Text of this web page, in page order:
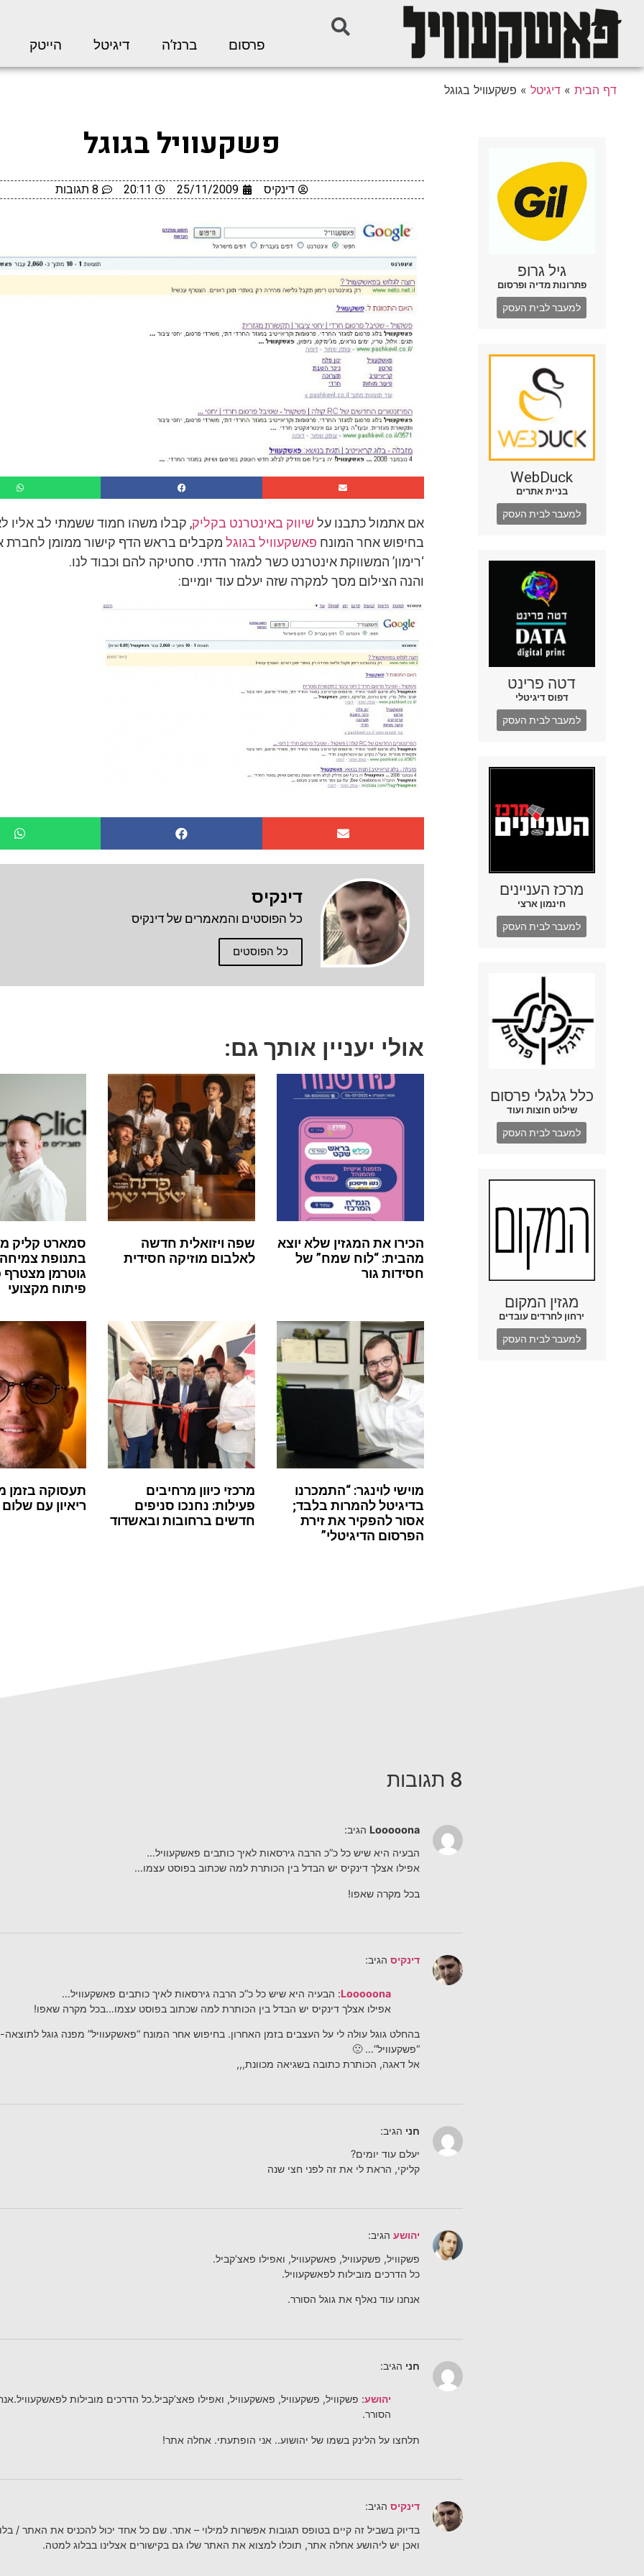
פרסום ברנז’ה דיגיטל הייטק
דף הבית »דיגיטל » פשקעוויל בגוגל
גיל גרופ
פתרונות מדיה ופרסום
למעבר לבית העסק
WebDuck
בניית אתרים
למעבר לבית העסק
דטה פרינט
דפוס דיגיטלי
למעבר לבית העסק
מרכז העניינים
חינמון ארצי
למעבר לבית העסק
כלל גלגלי פרסום
שילוט חוצות ועוד
למעבר לבית העסק
מגזין המקום
ירחון לחרדים עובדים
למעבר לבית העסק
פשקעוויל בגוגל
דינקיס 25/11/2009
20:11 8 תגובות
אם אתמול כתבנו עלשיווק באינטרנט בקליק, קבלו משהו חמוד ששמתי לב אליו
בחיפוש אחר המונח פאשקעוויל בגוגל מקבלים בראש הדף קישור ממומן לחברת
‘רימון’ המשווקת אינטרנט כשר למגזר הדתי. סחטיקה להם וכבוד לנו.
והנה הצילום מסך למקרה שזה יעלם עוד יומיים:
דינקיס
כל הפוסטים והמאמרים של דינקיס
כל הפוסטים
אולי יעניין אותך גם:
הכירו את המגזין שלא יוצא
מהבית: “לוח שמח” של
חסידות גור
שפה ויזואלית חדשה
לאלבום מוזיקה חסידית
סמארט קליק
בתנופת
גוטרמן מצטרף
פיתוח מקצועי
מוישי לוינגר: “התמכרנו
בדיגיטל להמרות בלבד;
אסור להפקיר את זירת
הפרסום הדיגיטלי”
מרכזי כיוון מרחיבים
פעילות: נחנכו סניפים
חדשים ברחובות ובאשדוד
תעסוקה בזמן
ריאיון עם
8 תגובות
Looooona הגיב:
הבעיה היא שיש כל כ”כ הרבה גירסאות לאיך כותבים פאשקעוויל…
אפילו אצלך דינקיס יש הבדל בין הכותרת למה שכתוב בפוסט עצמו…
בכל מקרה שאפו!
דינקיס הגיב:
Looooona: הבעיה היא שיש כל כ”כ הרבה גירסאות לאיך כותבים פאשקעוויל…
אפילו אצלך דינקיס יש הבדל בין הכותרת למה שכתוב בפוסט עצמו…בכל מקרה שאפו!
בהחלט גוגל עולה לי על העצבים בזמן האחרון. בחיפוש אחר המונח “פאשקעוויל” מפנה גוגל לתוצאה-
“פשקעוויל”… 🙁
אל דאגה, הכותרת כתובה בשגיאה מכוונת,,,
חני הגיב:
יעלם עוד יומים?
קליקי, הראת לי את זה לפני חצי שנה
יהושע הגיב:
פשקוויל, פשקעוויל, פאשקעוויל, ואפילו פאצ’קביל.
כל הדרכים מובילות לפאשקעוויל.
אנחנו עוד נאלף את גוגל הסורר.
חני הגיב:
יהושע: פשקוויל, פשקעוויל, פאשקעוויל, ואפילו פאצ’קביל.כל הדרכים מובילות
הסורר.
תלחצו על הלינק בשמו של יהושוע.. אני הופתעתי. אחלה אתר!
דינקיס הגיב:
בדיוק בשביל זה קיים בטופס תגובות אפשרות למילוי – אתר. שם כל אחד יכול להכניס את האתר /
ואכן יש ליהושע אחלה אתר, תוכלו למצוא את האתר שלו גם בקישורים אצלינו בבלוג למטה.